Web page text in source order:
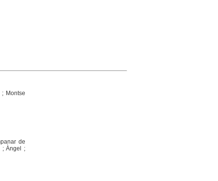
Montse
de
; Àngel ;